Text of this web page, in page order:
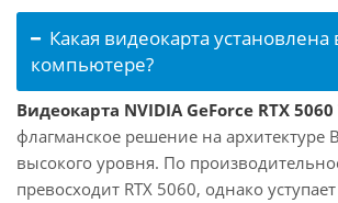
Какая видеокарта установлена
компьютере?
Видеокарта NVIDIA GeForce RTX
флагманское решение на архитектуре
высокого уровня. По
превосходит RTX 5060, однако